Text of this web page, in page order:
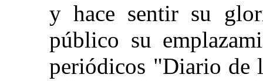
y hace sentir su
público su
periódicos "Diario de